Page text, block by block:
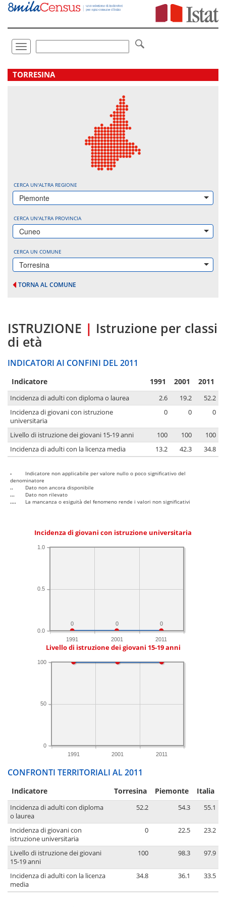
Vai
direttamente
Toggle
navigation
.
TORRESINA
CERCA UN'ALTRA REGIONE
Piemonte
CERCA UN'ALTRA PROVINCIA
Cuneo
CERCA UN COMUNE
Torresina
TORNA AL COMUNE
ISTRUZIONE | Istruzione per classi
di età
INDICATORI AI CONFINI DEL 2011
Indicatore 1991 2001 2011
Incidenza di adulti con diploma o laurea 2.6 19.2
52.2
Incidenza di giovani con istruzione
universitaria
0 0 0
Livello di istruzione dei giovani 15-19 anni 100 100
100
Incidenza di adulti con la licenza media
13.2 42.3 34.8
-
Indicatore non applicabile per valore nullo o poco significativo del
denominatore
..
Dato non ancora disponibile
...
Dato non rilevato
....
La mancanza o esiguità del fenomeno rende i valori non significativi
Incidenza di giovani con istruzione universitaria
1991 2001 2011
0.0
0.5
1.0
0
0
0
Livello di istruzione dei giovani 15-19 anni
1991 2001 2011
0
50
100
CONFRONTI TERRITORIALI AL 2011
Indicatore Torresina Piemonte Italia
Incidenza di adulti con diploma
o laurea
52.2 54.3 55.1
Incidenza di giovani con
istruzione universitaria
0 22.5 23.2
Livello di istruzione dei giovani
15-19 anni
100 98.3 97.9
Incidenza di adulti con la licenza
media
34.8 36.1 33.5